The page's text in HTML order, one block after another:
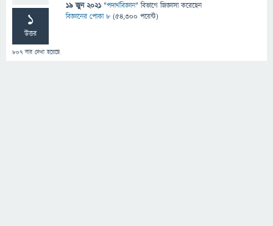
1
উত্তর
807 বার দেখা হয়েছে
19 জুন 2021 "পদার্থবিজ্ঞান" বিভাগে জিজ্ঞাসাকরেছেন
বিজ্ঞানের পোকা ৮ (54,300 পয়েন্ট)